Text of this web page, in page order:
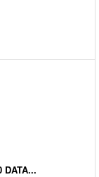
DATA...